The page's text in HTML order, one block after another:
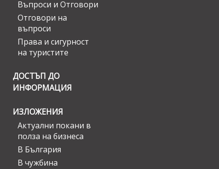
Въпроси и Отговори
Отговори на
въпроси
Права и сигурност
на туристите
ДОСТЪП ДО
ИНФОРМАЦИЯ
ИЗЛОЖЕНИЯ
Актуални покани в
полза на бизнеса
В България
В чужбина